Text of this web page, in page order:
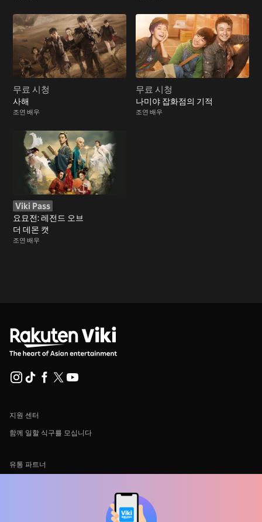
무료 시청
사해
조연 배우
무료 시청
나미야 잡화점의 기적
조연 배우
Viki Pass
요묘전: 레전드 오브
더 데몬 캣
조연 배우
지원 센터
함께 일할 식구를 모십니다
유통 파트너